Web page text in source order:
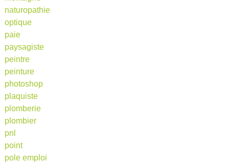
naturopathie
optique
paie
paysagiste
peintre
peinture
photoshop
plaquiste
plomberie
plombier
pnl
point
pole emploi